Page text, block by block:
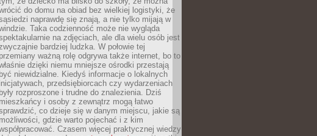
do domu na obiad bez wielkiej logistyki, że
naprawdę się znają, a nie tylko mijają w
Taka codzienność może nie wygląda
na zdjęciach, ale dla wielu osób jest
bardziej ludzka. W połowie tej
przemiany ważną rolę odgrywa także internet, bo to
dzięki niemu mniejsze ośrodki przestają
być niewidzialne. Kiedyś informacje o lokalnych
inicjatywach, przedsiębiorcach czy wydarzeniach
były rozproszone i trudne do znalezienia. Dziś
mieszkańcy i osoby z zewnątrz mogą łatwo
co dzieje się w danym miejscu, jakie są
możliwości, gdzie warto pojechać i z kim
Czasem więcej praktycznej wiedzy